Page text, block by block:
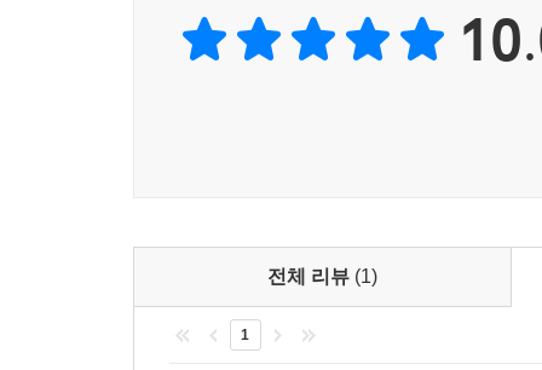
전체 리뷰 (1)
1